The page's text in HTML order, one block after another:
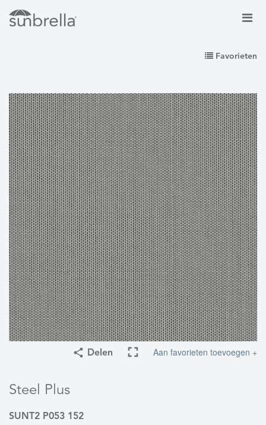
Favorieten
Delen Aan favorieten toevoegen +
Steel Plus
SUNT2 P053 152